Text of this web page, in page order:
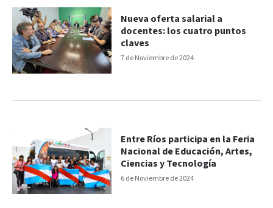
7 de Noviembre de 2024
Nueva oferta salarial a
docentes: los cuatro puntos
claves
6 de Noviembre de 2024
Entre Ríos participa en la Feria
Nacional de Educación, Artes,
Ciencias y Tecnología